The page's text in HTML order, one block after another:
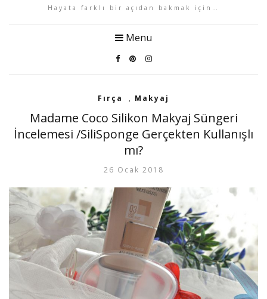
Hayata farklı bir açıdan bakmak için…
Menu
Fırça , Makyaj
Madame Coco Silikon Makyaj Süngeri
İncelemesi /SiliSponge Gerçekten Kullanışlı
mı?
26 Ocak 2018